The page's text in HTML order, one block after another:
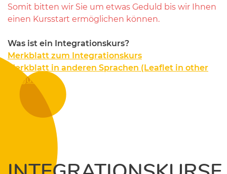
Somit bitten wir Sie um etwas Geduld bis wir Ihnen
einen Kursstart ermöglichen können.
Was ist ein Integrationskurs?
Merkblatt zum Integrationskurs
Merkblatt in anderen Sprachen (Leaflet in other
languages)